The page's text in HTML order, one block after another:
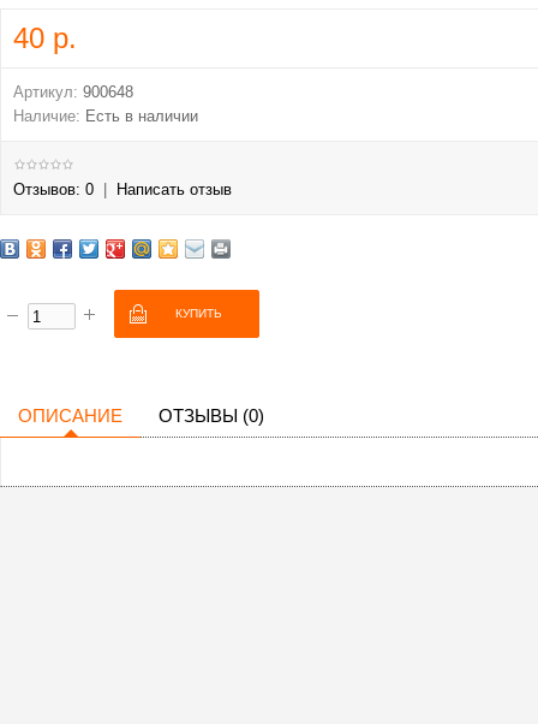
40 р.
Артикул: 900648
Наличие: Есть в наличии
Отзывов: 0 Написать отзыв
ОПИСАНИЕ ОТЗЫВЫ (0)